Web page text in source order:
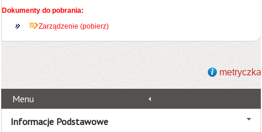
Dokumenty do pobrania:
Zarządzenie (pobierz)
metryczka
Menu
Informacje Podstawowe